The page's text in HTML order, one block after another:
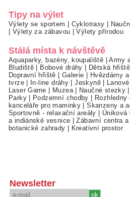
Tipy na výlet
Výlety se sportem Cyklotrasy
Výlety za zábavou |Výlety přírodou
Stálá místa k návštěvě
Aquaparky, bazény, koupaliště |Army
Bludiště
Bobové dráhy Dětská
Dopravní hřiště
Galerie Hvězdárny
tvrze| In-line dráhy |Jeskyně|
Laser Game
Muzea| Naučné stezky
Parky| Podzemní chodby
kanceláře pro maminky |Skanzeny a
Sportovně - relaxační areály
Úniková
a indiánské vesnice |Zábavní centra
botanické zahrady
Kreativní prostor
Newsletter